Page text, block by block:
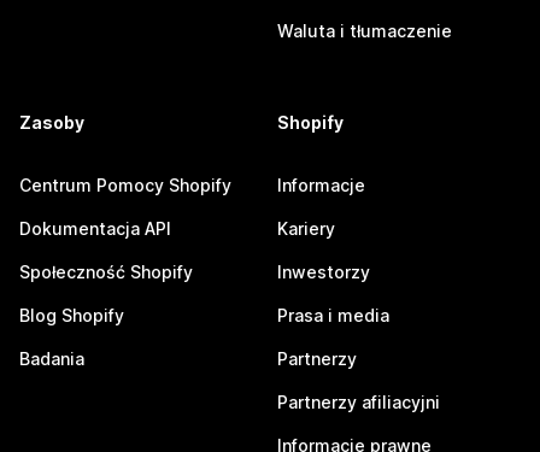
Waluta i tłumaczenie
Zasoby
Centrum Pomocy Shopify
Dokumentacja API
Społeczność Shopify
Blog Shopify
Badania
Shopify
Informacje
Kariery
Inwestorzy
Prasa i media
Partnerzy
Partnerzy afiliacyjni
Informacje prawne